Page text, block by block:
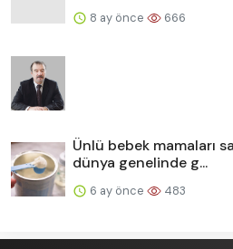
8 ay önce 666
Ünlü bebek mamaları
dünya genelinde g...
6 ay önce 483